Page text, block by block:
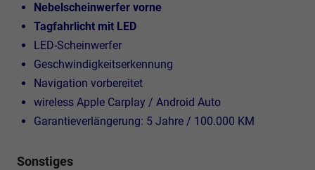
Nebelscheinwerfer vorne
Tagfahrlicht mit LED
LED-Scheinwerfer
Geschwindigkeitserkennung
Navigation vorbereitet
wireless Apple Carplay / Android Auto
Garantieverlängerung: 5 Jahre / 100.000 KM
Sonstiges